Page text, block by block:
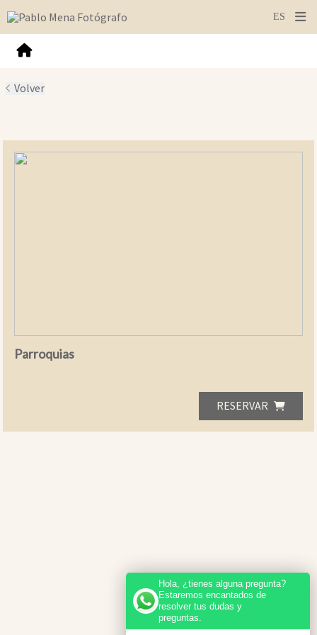
Volver
Parroquias
RESERVAR
Hola, ¿tienes alguna pregunta?
Estaremos encantados de
resolver tus dudas y
preguntas.